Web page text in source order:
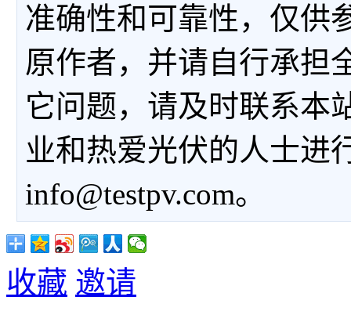
准确性和可靠性，仅供
原作者，并请自行承担
它问题，请及时联系本
业和热爱光伏的人士进
info@testpv.com。
收藏 邀请